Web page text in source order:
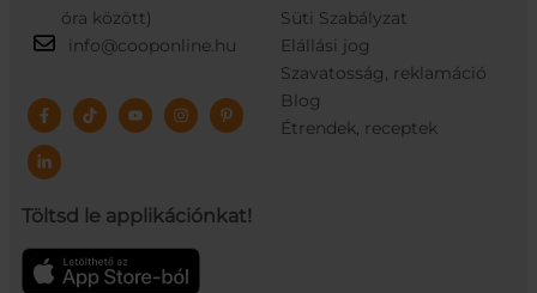
óra között)
info@cooponline.hu
Töltsd le applikációnkat!
Süti Szabályzat
Elállási jog
Szavatosság, reklamáció
Blog
Étrendek, receptek